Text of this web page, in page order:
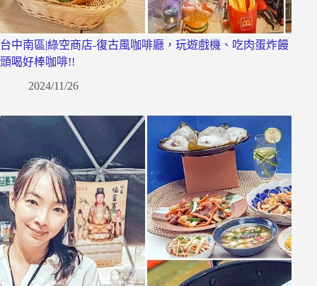
台中南區|綠空商店-復古風咖啡廳，玩遊戲機、吃肉蛋炸饅
頭喝好棒咖啡!!
2024/11/26